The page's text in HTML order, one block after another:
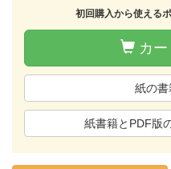
初回購入から使える
カー
紙の書
紙書籍とPDF版